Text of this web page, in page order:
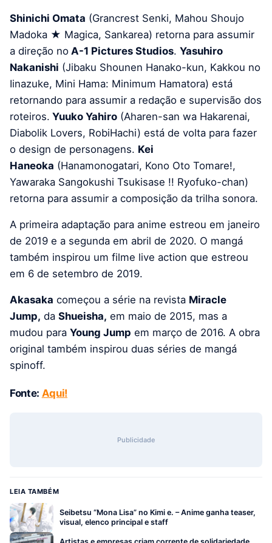
Shinichi Omata (Grancrest Senki, Mahou Shoujo
Madoka ★ Magica, Sankarea) retorna para assumir
a direção no A-1 Pictures Studios. Yasuhiro
Nakanishi (Jibaku Shounen Hanako-kun, Kakkou no
Iinazuke, Mini Hama: Minimum Hamatora) está
retornando para assumir a redação e supervisão dos
roteiros. Yuuko Yahiro (Aharen-san wa Hakarenai,
Diabolik Lovers, RobiHachi) está de volta para fazer
o design de personagens. Kei
Haneoka (Hanamonogatari, Kono Oto Tomare!,
Yawaraka Sangokushi Tsukisase !! Ryofuko-chan)
retorna para assumir a composição da trilha sonora.
A primeira adaptação para anime estreou em janeiro
de 2019 e a segunda em abril de 2020. O mangá
também inspirou um filme live action que estreou
em 6 de setembro de 2019.
Akasaka começou a série na revista Miracle
Jump, da Shueisha, em maio de 2015, mas a
mudou para Young Jump em março de 2016. A obra
original também inspirou duas séries de mangá
spinoff.
Fonte: Aqui!
Publicidade
LEIA TAMBÉM
Seibetsu “Mona Lisa” no Kimi e. – Anime ganha teaser,
visual, elenco principal e staff